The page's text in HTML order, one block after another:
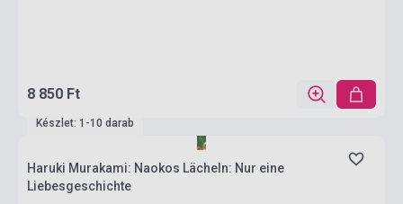
8 850 Ft
Készlet: 1-10 darab
Haruki Murakami: Naokos Lächeln: Nur eine
Liebesgeschichte